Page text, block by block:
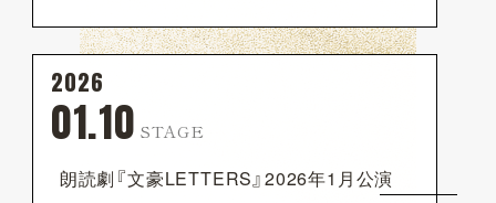
2026
01.10 STAGE
朗読劇『文豪LETTERS』2026年1月公演